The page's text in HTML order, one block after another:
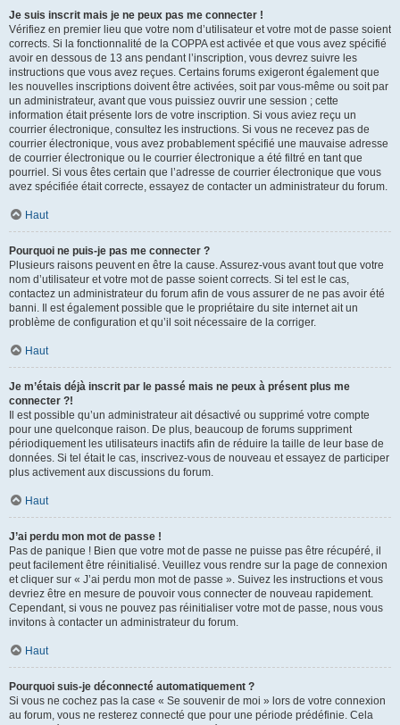
Je suis inscrit mais je ne peux pas me connecter !
Vérifiez en premier lieu que votre nom d’utilisateur et votre mot de passe soient
corrects. Si la fonctionnalité de la COPPA est activée et que vous avez spécifié
avoir en dessous de 13 ans pendant l’inscription, vous devrez suivre les
instructions que vous avez reçues. Certains forums exigeront également que
les nouvelles inscriptions doivent être activées, soit par vous-même ou soit par
un administrateur, avant que vous puissiez ouvrir une session ; cette
information était présente lors de votre inscription. Si vous aviez reçu un
courrier électronique, consultez les instructions. Si vous ne recevez pas de
courrier électronique, vous avez probablement spécifié une mauvaise adresse
de courrier électronique ou le courrier électronique a été filtré en tant que
pourriel. Si vous êtes certain que l’adresse de courrier électronique que vous
avez spécifiée était correcte, essayez de contacter un administrateur du forum.
Haut
Pourquoi ne puis-je pas me connecter ?
Plusieurs raisons peuvent en être la cause. Assurez-vous avant tout que votre
nom d’utilisateur et votre mot de passe soient corrects. Si tel est le cas,
contactez un administrateur du forum afin de vous assurer de ne pas avoir été
banni. Il est également possible que le propriétaire du site internet ait un
problème de configuration et qu’il soit nécessaire de la corriger.
Haut
Je m’étais déjà inscrit par le passé mais ne peux à présent plus me
connecter ?!
Il est possible qu’un administrateur ait désactivé ou supprimé votre compte
pour une quelconque raison. De plus, beaucoup de forums suppriment
périodiquement les utilisateurs inactifs afin de réduire la taille de leur base de
données. Si tel était le cas, inscrivez-vous de nouveau et essayez de participer
plus activement aux discussions du forum.
Haut
J’ai perdu mon mot de passe !
Pas de panique ! Bien que votre mot de passe ne puisse pas être récupéré, il
peut facilement être réinitialisé. Veuillez vous rendre sur la page de connexion
et cliquer sur « J’ai perdu mon mot de passe ». Suivez les instructions et vous
devriez être en mesure de pouvoir vous connecter de nouveau rapidement.
Cependant, si vous ne pouvez pas réinitialiser votre mot de passe, nous vous
invitons à contacter un administrateur du forum.
Haut
Pourquoi suis-je déconnecté automatiquement ?
Si vous ne cochez pas la case « Se souvenir de moi » lors de votre connexion
au forum, vous ne resterez connecté que pour une période prédéfinie. Cela